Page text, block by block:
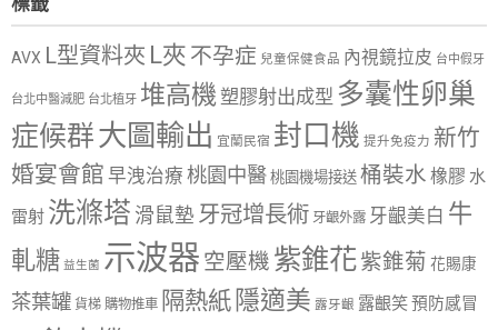
AVX L型資料夾 L夾 不孕症 兒童保健食品 內視鏡拉皮 台中假牙
台北中醫減肥 台北植牙 堆高機塑膠射出成型 多囊性卵巢
症候群大圖輸出 宜蘭民宿 封口機 提升免疫力 新竹
婚宴會館 早洩治療 桃園中醫 桃園機場接送 桶裝水 橡膠 水
雷射 洗滌塔 滑鼠墊 牙冠增長術 牙齦外露 牙齦美白 牛
軋糖 益生菌 示波器 空壓機 紫錐花紫錐菊 花賜康
茶葉罐 貨梯 購物推車 隔熱紙 隱適美 露牙齦 露齦笑預防感冒